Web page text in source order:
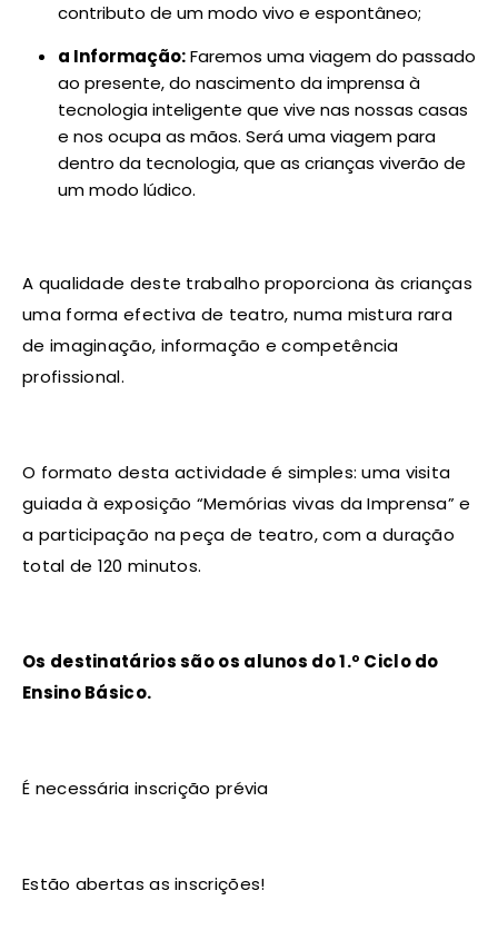
contributo de um modo vivo e espontâneo;
a Informação:Faremos uma viagem do passado
ao presente, do nascimento da imprensa à
tecnologia inteligente que vive nas nossas casas
e nos ocupa as mãos. Será uma viagem para
dentro da tecnologia, que as crianças viverão de
um modo lúdico.
A qualidade deste trabalho proporciona às crianças
uma forma efectiva de teatro, numa mistura rara
de imaginação, informação e competência
profissional.
O formato desta actividade é simples: uma visita
guiada à exposição “Memórias vivas da Imprensa” e
a participação na peça de teatro, com a duração
total de 120 minutos.
Os destinatários são os alunos do 1.º Ciclo do
Ensino Básico.
É necessária inscrição prévia
Estão abertas as inscrições!